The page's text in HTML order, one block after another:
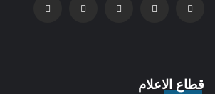
قطاع الاعلام